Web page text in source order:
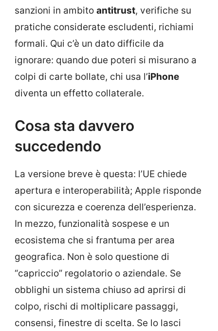
sanzioni in ambito antitrust, verifiche su
pratiche considerate escludenti, richiami
formali. Qui c’è un dato difficile da
ignorare: quando due poteri si misurano a
colpi di carte bollate, chi usa l’iPhone
diventa un effetto collaterale.
Cosa sta davvero
succedendo
La versione breve è questa: l’UE chiede
apertura e interoperabilità; Apple risponde
con sicurezza e coerenza dell’esperienza.
In mezzo, funzionalità sospese e un
ecosistema che si frantuma per area
geografica. Non è solo questione di
“capriccio” regolatorio o aziendale. Se
obblighi un sistema chiuso ad aprirsi di
colpo, rischi di moltiplicare passaggi,
consensi, finestre di scelta. Se lo lasci